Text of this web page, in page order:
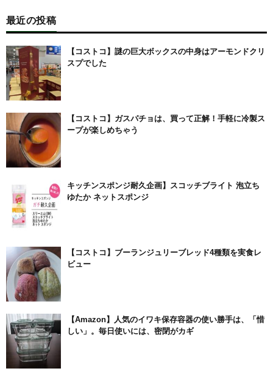
最近の投稿
【コストコ】謎の巨大ボックスの中身はアーモンドクリ
スプでした
【コストコ】ガスパチョは、買って正解！手軽に冷製ス
ープが楽しめちゃう
キッチンスポンジ耐久企画】スコッチブライト 泡立ち
ゆたか ネットスポンジ
【コストコ】ブーランジュリーブレッド4種類を実食レ
ビュー
【Amazon】人気のイワキ保存容器の使い勝手は、「惜
しい」。毎日使いには、密閉がカギ